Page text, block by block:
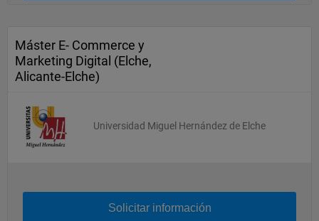
Máster E- Commerce y
Marketing Digital (Elche,
Alicante-Elche)
Universidad Miguel Hernández de Elche
Solicitar información